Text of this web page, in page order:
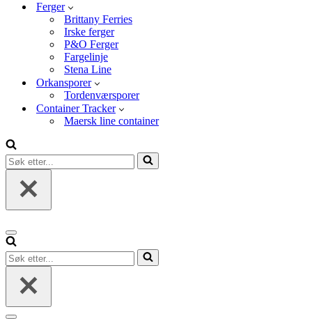
Ferger
Brittany Ferries
Irske ferger
P&O Ferger
Fargelinje
Stena Line
Orkansporer
Tordenværsporer
Container Tracker
Maersk line container
Søk
etter...
Navigasjonsmeny
Søk
etter...
Navigasjonsmeny